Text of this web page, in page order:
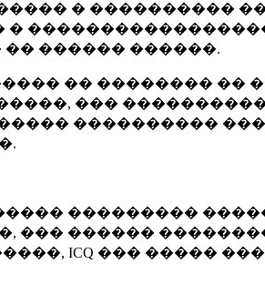
� ����������
������ ������.
�� �������� ��
���
����������
.
���������
��� ������
ICQ ��� �����